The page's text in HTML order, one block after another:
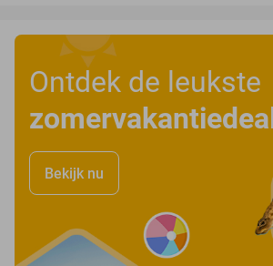
Ontdek de leukste
Bekijk nu